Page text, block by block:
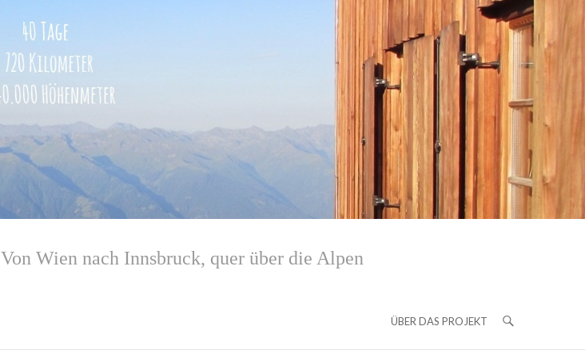
Von Wien nach Innsbruck, quer über die Alpen
ÜBER DAS PROJEKT